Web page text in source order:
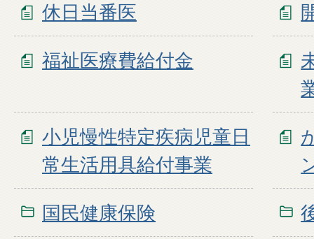
休日当番医
福祉医療費給付金
小児慢性特定疾病児童日
常生活用具給付事業
国民健康保険